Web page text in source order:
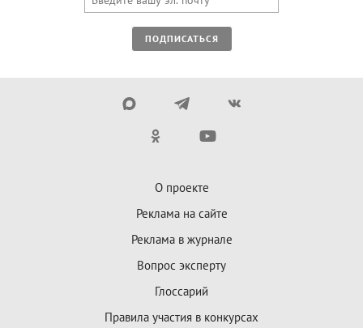
ПОДПИСАТЬСЯ
О проекте
Реклама на сайте
Реклама в журнале
Вопрос эксперту
Глоссарий
Правила участия в конкурсах